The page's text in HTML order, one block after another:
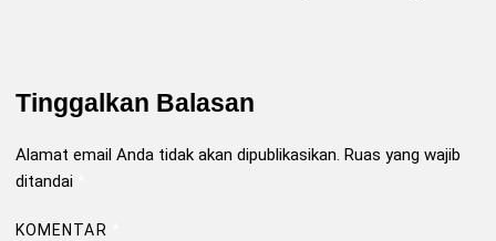
Tinggalkan Balasan
Alamat email Anda tidak akan dipublikasikan. Ruas yang wajib
ditandai
KOMENTAR